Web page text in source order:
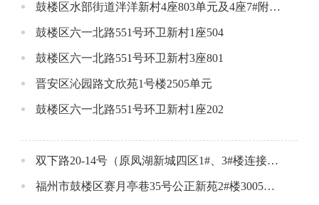
鼓楼区水部街道泮洋新村4座803单元及4座7#附属间
鼓楼区六一北路551号环卫新村1座504
鼓楼区六一北路551号环卫新村3座801
晋安区沁园路文欣苑1号楼2505单元
鼓楼区六一北路551号环卫新村1座202
双下路20-14号（原凤湖新城四区1#、3#楼连接体一层）店面
福州市鼓楼区赛月亭巷35号公正新苑2#楼3005单元公开招租公告